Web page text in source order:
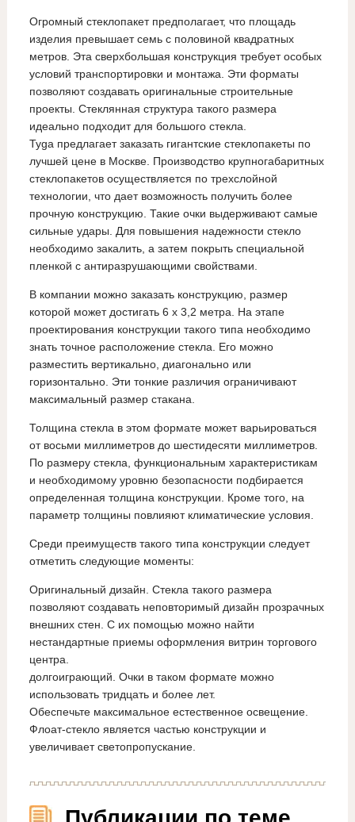
Огромный стеклопакет предполагает, что площадь
изделия превышает семь с половиной квадратных
метров. Эта сверхбольшая конструкция требует особых
условий транспортировки и монтажа. Эти форматы
позволяют создавать оригинальные строительные
проекты. Стеклянная структура такого размера
идеально подходит для большого стекла.
Tyga предлагает заказать гигантские стеклопакеты по
лучшей цене в Москве. Производство крупногабаритных
стеклопакетов осуществляется по трехслойной
технологии, что дает возможность получить более
прочную конструкцию. Такие очки выдерживают самые
сильные удары. Для повышения надежности стекло
необходимо закалить, а затем покрыть специальной
пленкой с антиразрушающими свойствами.
В компании можно заказать конструкцию, размер
которой может достигать 6 х 3,2 метра. На этапе
проектирования конструкции такого типа необходимо
знать точное расположение стекла. Его можно
разместить вертикально, диагонально или
горизонтально. Эти тонкие различия ограничивают
максимальный размер стакана.
Толщина стекла в этом формате может варьироваться
от восьми миллиметров до шестидесяти миллиметров.
По размеру стекла, функциональным характеристикам
и необходимому уровню безопасности подбирается
определенная толщина конструкции. Кроме того, на
параметр толщины повлияют климатические условия.
Среди преимуществ такого типа конструкции следует
отметить следующие моменты:
Оригинальный дизайн. Стекла такого размера
позволяют создавать неповторимый дизайн прозрачных
внешних стен. С их помощью можно найти
нестандартные приемы оформления витрин торгового
центра.
долгоиграющий. Очки в таком формате можно
использовать тридцать и более лет.
Обеспечьте максимальное естественное освещение.
Флоат-стекло является частью конструкции и
увеличивает светопропускание.